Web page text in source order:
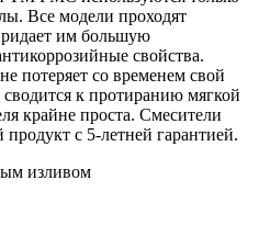
Все модели проходят
им большую
свойства.
потеряет со временем свой
к протиранию мягкой
крайне проста. Смесители
с 5-летней гарантией.
изливом